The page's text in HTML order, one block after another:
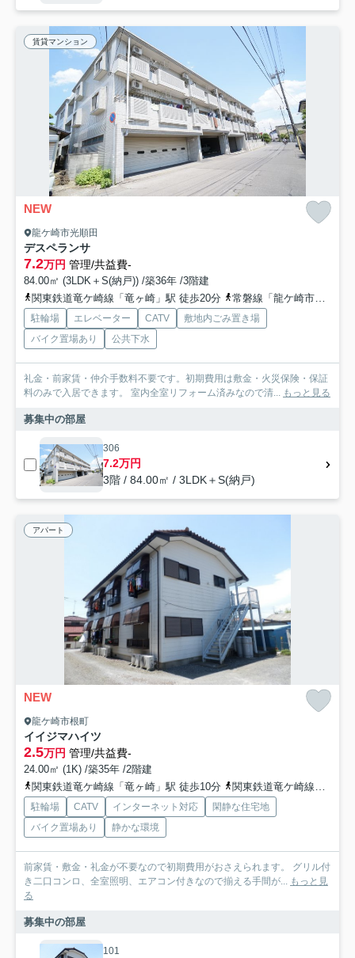
賃貸マンション
NEW
龍ケ崎市光順田
デスペランサ
7.2万円 管理/共益費-
84.00㎡ (3LDK＋S(納戸)) /築36年 /3階建
関東鉄道竜ケ崎線「竜ヶ崎」駅 徒歩20分
常磐線「龍ケ崎市」駅 徒歩74分
駐輪場 エレベーター CATV
敷地内ごみ置き場
バイク置場あり
公共下水
礼金・前家賃・仲介手数料不要です。初期費用は敷金・火災保険・保証
料のみで入居できます。 室内全室リフォーム済みなので清... もっと見る
募集中の部屋
306
7.2万円
3階 / 84.00㎡ / 3LDK＋S(納戸)
アパート
NEW
龍ケ崎市根町
イイジマハイツ
2.5万円 管理/共益費-
24.00㎡ (1K) /築35年 /2階建
関東鉄道竜ケ崎線「竜ヶ崎」駅 徒歩10分
関東鉄道竜ケ崎線「入地」駅 徒歩42分
駐輪場 CATV インターネット対応
閑静な住宅地
バイク置場あり
静かな環境
前家賃・敷金・礼金が不要なので初期費用がおさえられます。 グリル付
き二口コンロ、全室照明、エアコン付きなので揃える手間が... もっと見
る
募集中の部屋
101